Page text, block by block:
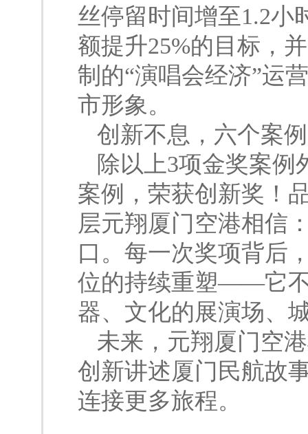
丝停留时间增至1.2小
额提升25%的目标，
制的“演唱会经济”运
市形象。
创新不息，六个案
除以上3项金奖案例
案例，荣获创新奖！
层元翔厦门空港相信
口。每一次奖项背后
位的持续重塑——它
器、文化的展演场、
未来，元翔厦门空
创新讲述厦门民航故
连接更多旅程。